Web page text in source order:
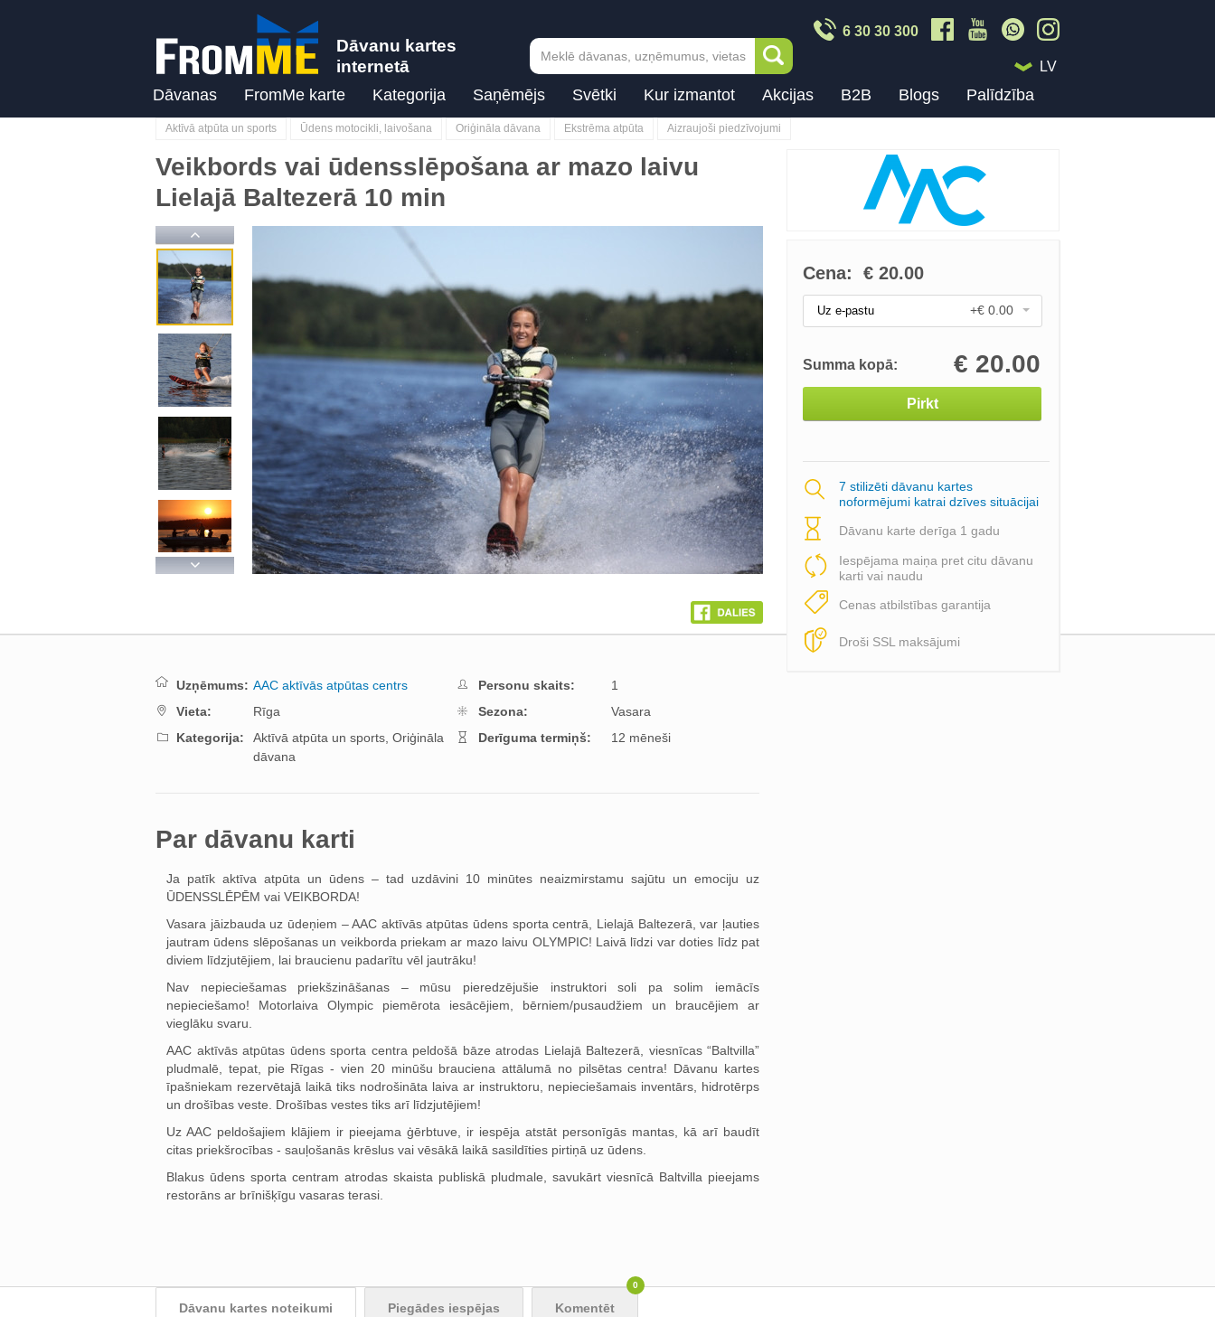
Dāvanu kartes
internetā
6 30 30 300
LV
Dāvanas FromMe karte Kategorija Saņēmējs Svētki Kur izmantot Akcijas B2B Blogs Palīdzība
Aktīvā atpūta un sports Ūdens motocikli, laivošana Oriģināla dāvana Ekstrēma atpūta Aizraujoši piedzīvojumi
Veikbords vai ūdensslēpošana ar mazo laivu
Lielajā Baltezerā 10 min
Previous
Next
Previous Next
Cena: € 20.00
Uz e-pastu +€ 0.00
Summa kopā: € 20.00
Pirkt
7 stilizēti dāvanu kartes
noformējumi katrai dzīves situācijai
Dāvanu karte derīga 1 gadu
Iespējama maiņa pret citu dāvanu
karti vai naudu
Cenas atbilstības garantija
Droši SSL maksājumi
Uzņēmums: AAC aktīvās atpūtas centrs
Vieta:
Rīga
Kategorija:
Aktīvā atpūta un sports, Oriģināla
dāvana
Personu skaits:
1
Sezona:
Vasara
Derīguma termiņš:
12 mēneši
Par dāvanu karti
Ja patīk aktīva atpūta un ūdens – tad uzdāvini 10 minūtes neaizmirstamu sajūtu un emociju uz
ŪDENSSLĒPĒM vai VEIKBORDA!
Vasara jāizbauda uz ūdeņiem – AAC aktīvās atpūtas ūdens sporta centrā, Lielajā Baltezerā, var ļauties
jautram ūdens slēpošanas un veikborda priekam ar mazo laivu OLYMPIC! Laivā līdzi var doties līdz pat
diviem līdzjutējiem, lai braucienu padarītu vēl jautrāku!
Nav nepieciešamas priekšzināšanas – mūsu pieredzējušie instruktori soli pa solim iemācīs
nepieciešamo! Motorlaiva Olympic piemērota iesācējiem, bērniem/pusaudžiem un braucējiem ar
vieglāku svaru.
AAC aktīvās atpūtas ūdens sporta centra peldošā bāze atrodas Lielajā Baltezerā, viesnīcas “Baltvilla”
pludmalē, tepat, pie Rīgas - vien 20 minūšu brauciena attālumā no pilsētas centra! Dāvanu kartes
īpašniekam rezervētajā laikā tiks nodrošināta laiva ar instruktoru, nepieciešamais inventārs, hidrotērps
un drošības veste. Drošības vestes tiks arī līdzjutējiem!
Uz AAC peldošajiem klājiem ir pieejama ģērbtuve, ir iespēja atstāt personīgās mantas, kā arī baudīt
citas priekšrocības - sauļošanās krēslus vai vēsākā laikā sasildīties pirtiņā uz ūdens.
Blakus ūdens sporta centram atrodas skaista publiskā pludmale, savukārt viesnīcā Baltvilla pieejams
restorāns ar brīnišķīgu vasaras terasi.
Dāvanu kartes noteikumi Piegādes iespējas Komentēt
0